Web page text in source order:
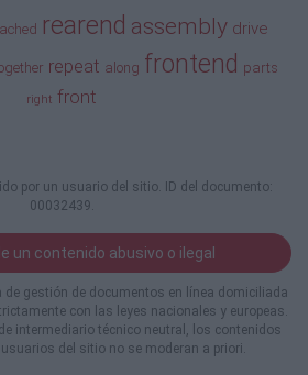
yet. They
(repeat step for left side)
rearend assembly drive
repeat along frontend parts
right front
por un usuario del sitio. ID del documento:
00032439.
un contenido abusivo o ilegal
de gestión de documentos en línea domiciliada
con las leyes nacionales y europeas.
intermediario técnico neutral, los contenidos
del sitio no se moderan a priori.